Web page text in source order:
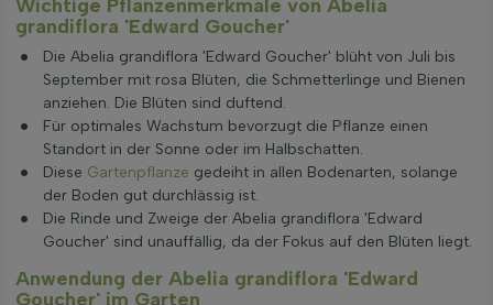
Wichtige Pflanzenmerkmale von Abelia
grandiflora 'Edward Goucher'
Die Abelia grandiflora 'Edward Goucher' blüht von Juli bis
September mit rosa Blüten, die Schmetterlinge und Bienen
anziehen. Die Blüten sind duftend.
Für optimales Wachstum bevorzugt die Pflanze einen
Standort in der Sonne oder im Halbschatten.
Diese Gartenpflanze gedeiht in allen Bodenarten, solange
der Boden gut durchlässig ist.
Die Rinde und Zweige der Abelia grandiflora 'Edward
Goucher' sind unauffällig, da der Fokus auf den Blüten liegt.
Anwendung der Abelia grandiflora 'Edward
Goucher' im Garten